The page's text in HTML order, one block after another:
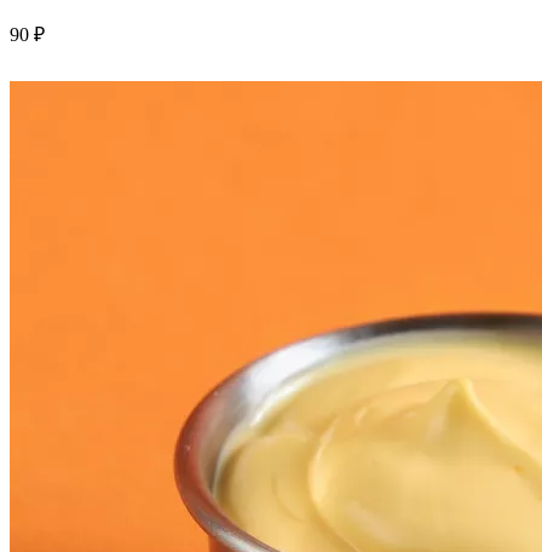
90 ₽